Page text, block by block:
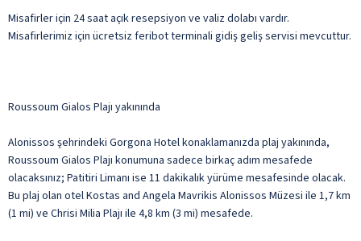
Misafirler için 24 saat açık resepsiyon ve valiz dolabı vardır.
Misafirlerimiz için ücretsiz feribot terminali gidiş geliş servisi mevcuttur.
Roussoum Gialos Plajı yakınında
Alonissos şehrindeki Gorgona Hotel konaklamanızda plaj yakınında,
Roussoum Gialos Plajı konumuna sadece birkaç adım mesafede
olacaksınız; Patitiri Limanı ise 11 dakikalık yürüme mesafesinde olacak.
Bu plaj olan otel Kostas and Angela Mavrikis Alonissos Müzesi ile 1,7 km
(1 mi) ve Chrisi Milia Plajı ile 4,8 km (3 mi) mesafede.